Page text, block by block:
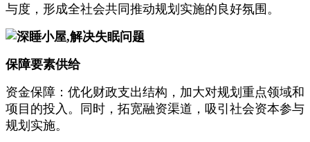
与度，形成全社会共同推动规划实施的良好氛围。
保障要素供给
资金保障：优化财政支出结构，加大对规划重点领域和
项目的投入。同时，拓宽融资渠道，吸引社会资本参与
规划实施。